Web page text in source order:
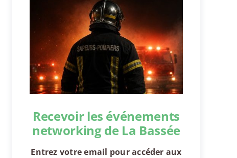
Recevoir les événements
networking de La Bassée
Entrez votre email pour accéder aux